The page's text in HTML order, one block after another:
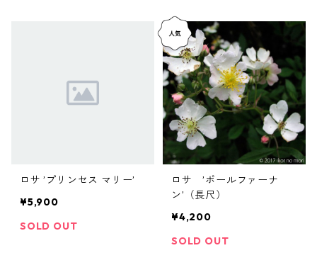
ロサ ’プリンセス マリー’
¥5,900
SOLD OUT
ロサ ’ポールファーナ
ン’（長尺）
¥4,200
SOLD OUT